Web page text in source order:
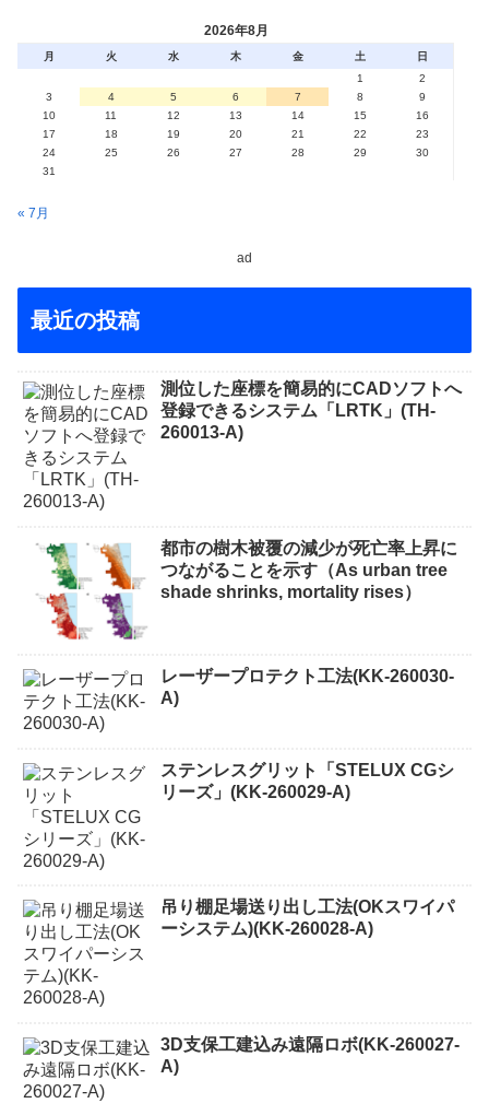
2026年8月
月 火 水 木 金 土
日
1
2
3
4 5 6 7 8
9
10
11 12 13 14 15
16
17
18 19 20 21 22
23
24
25 26 27 28 29
30
31
« 7月
ad
最近の投稿
測位した座標を簡易的にCADソフトへ
登録できるシステム「LRTK」(TH-
260013-A)
都市の樹木被覆の減少が死亡率上昇に
つながることを示す（As urban tree
shade shrinks, mortality rises）
レーザープロテクト⼯法(KK-260030-
A)
ステンレスグリット「STELUX CGシ
リーズ」(KK-260029-A)
吊り棚足場送り出し工法(OKスワイパ
ーシステム)(KK-260028-A)
3D支保工建込み遠隔ロボ(KK-260027-
A)